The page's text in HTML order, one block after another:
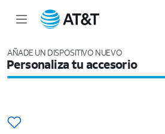
AÑADE UN DISPOSITIVO NUEVO
Personaliza tu accesorio